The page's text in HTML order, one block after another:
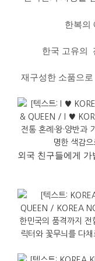
한복의
한국 고유의
재구성한 소품으로
외국 친구들에게 가